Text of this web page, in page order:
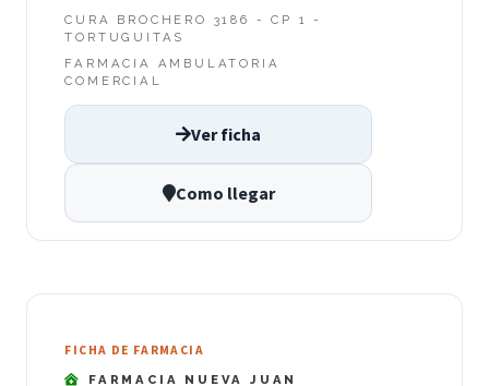
CURA BROCHERO 3186 - CP 1 -
TORTUGUITAS
FARMACIA AMBULATORIA
COMERCIAL
Ver ficha
Como llegar
FICHA DE FARMACIA
FARMACIA NUEVA JUAN